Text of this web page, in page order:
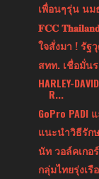
เพื่อนๆรุ่น นม
𝐅𝐂𝐂
ใจสั่งมา ! รัฐ
สทท. เชื่อมั่น
HARLEY-
R...
GoPro PADI
แนะนำวิธีรัก
นัท วอล์คเกอ
กลุ่มไทยรุ่งเ